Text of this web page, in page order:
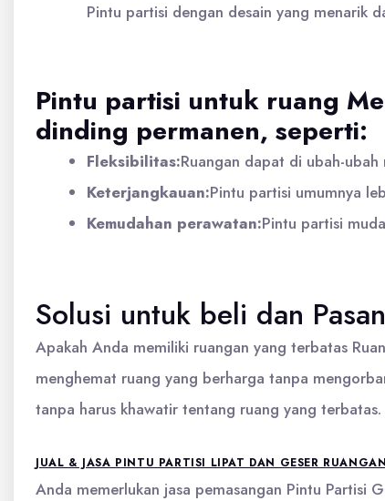
Pintu partisi dengan desain yang menarik
Pintu partisi untuk ruang
dinding permanen, seperti:
Fleksibilitas:Ruangan dapat di ubah-
Keterjangkauan:Pintu partisi umumnya
Kemudahan perawatan:Pintu partisi
Solusi untuk beli dan
Apakah Anda memiliki ruangan yang terbatas
menghemat ruang yang berharga tanpa
tanpa harus khawatir tentang ruang yang terbatas.
JUAL & JASA PINTU PARTISI LIPAT DAN GESER RUANGAN
Anda memerlukan jasa pemasangan Pintu Partisi